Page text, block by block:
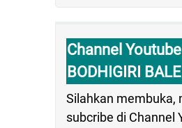
Channel Youtube
BODHIGIRI
Silahkan membuka,
subcribe di Channel